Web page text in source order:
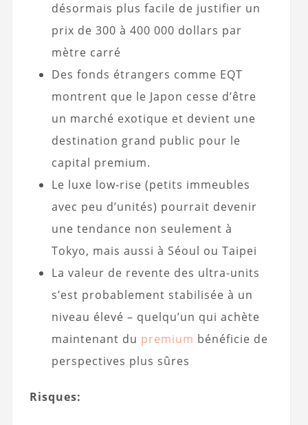
désormais plus facile de justifier un
prix de 300 à 400 000 dollars par
mètre carré
Des fonds étrangers comme EQT
montrent que le Japon cesse d’être
un marché exotique et devient une
destination grand public pour le
capital premium.
Le luxe low-rise (petits immeubles
avec peu d’unités) pourrait devenir
une tendance non seulement à
Tokyo, mais aussi à Séoul ou Taipei
La valeur de revente des ultra-units
s’est probablement stabilisée à un
niveau élevé – quelqu’un qui achète
maintenant du premium bénéficie de
perspectives plus sûres
Risques: